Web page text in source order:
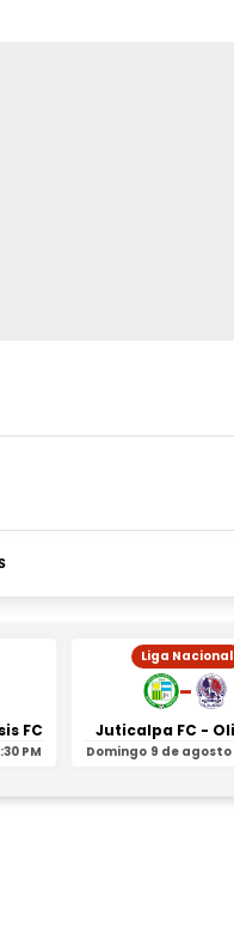
FC
PM
Liga Nacional
-
Juticalpa FC -
Domingo 9 de agosto